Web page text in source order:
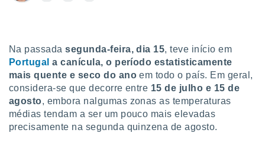
lhe
Pode
na nossa
e
a
Na passadasegunda-feira, dia 15, teve início em
Portugal a canícula, o período estatisticamente
mais quente e seco do ano em todo o país. Em geral,
considera-se que decorre entre 15 de julho e 15 de
agosto, embora nalgumas zonas as temperaturas
médias tendam a ser um pouco mais elevadas
precisamente na segunda quinzena de agosto.